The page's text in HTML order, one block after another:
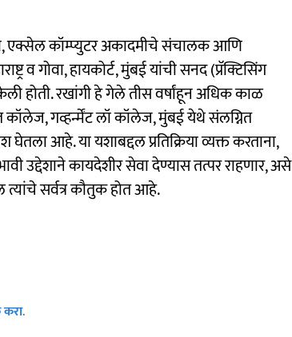
एक्सेल कॉम्प्युटर अकादमीचे संचालक आणि
व गोवा, हायकोर्ट, मुंबई यांची सनद (प्रॅक्टिसिंग
होती. रखांगी हे गेले तीस वर्षांहून अधिक काळ
कॉलेज, गव्हर्न्मेंट लॉ कॉलेज, मुंबई येथे संलग्नित
आहे.​ या यशाबद्दल प्रतिक्रिया व्यक्त करताना,
उद्देशाने कायदेशीर सेवा देण्यास तत्पर राहणार, असे
त्यांचे सर्वत्र कौतुक होत आहे.
.